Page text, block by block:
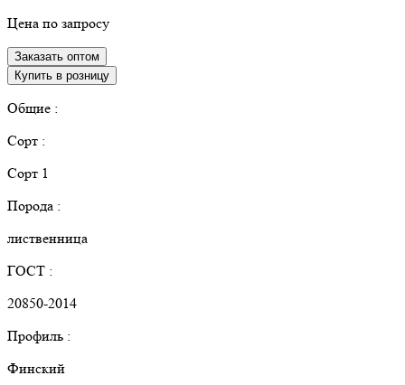
Цена по запросу
Заказать оптом
Купить в розницу
Общие :
Сорт :
Сорт 1
Порода :
лиственница
ГОСТ :
20850-2014
Профиль :
Финский